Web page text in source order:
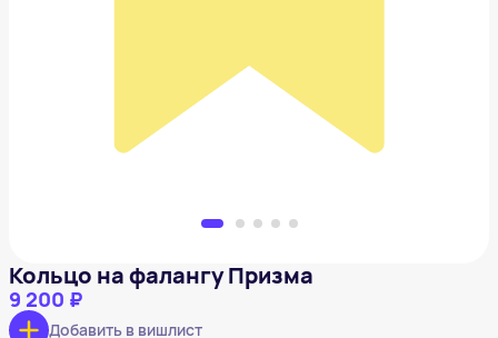
Добавить в вишлист
Кольцо на фалангу Призма
9 200 ₽
Добавить в вишлист